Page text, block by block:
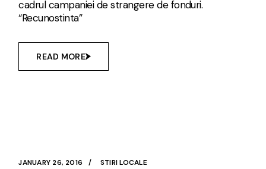
cadrul campaniei de strangere de fonduri.
“Recunostinta”
READ MORE
JANUARY 26, 2016 STIRI LOCALE